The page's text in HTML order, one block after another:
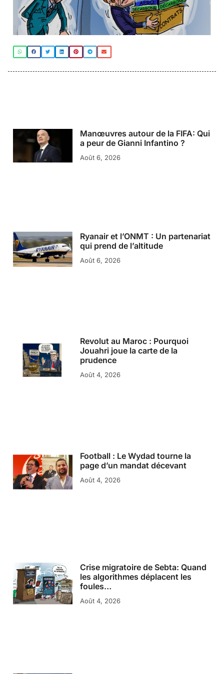
Manœuvres autour de la FIFA: Qui
a peur de Gianni Infantino ?
Août 6, 2026
Ryanair et l’ONMT : Un partenariat
qui prend de l’altitude
Août 6, 2026
Revolut au Maroc : Pourquoi
Jouahri joue la carte de la
prudence
Août 4, 2026
Football : Le Wydad tourne la
page d’un mandat décevant
Août 4, 2026
Crise migratoire de Sebta: Quand
les algorithmes déplacent les
foules…
Août 4, 2026